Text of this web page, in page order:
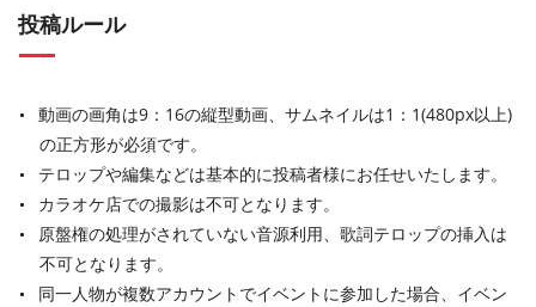
投稿ルール
動画の画角は9：16の縦型動画、サムネイルは1：1(480px以上)
の正方形が必須です。
テロップや編集などは基本的に投稿者様にお任せいたします。
カラオケ店での撮影は不可となります。
原盤権の処理がされていない音源利用、歌詞テロップの挿入は
不可となります。
同一人物が複数アカウントでイベントに参加した場合、イベン